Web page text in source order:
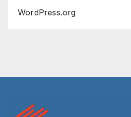
WordPress.org